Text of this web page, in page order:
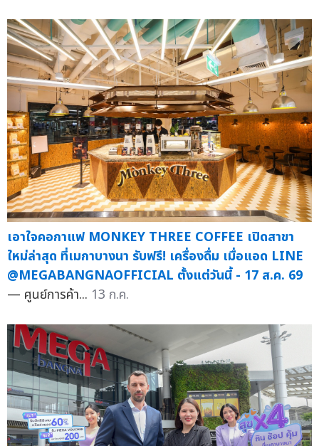
เอาใจคอกาแฟ MONKEY THREE COFFEE เปิดสาขา
ใหม่ล่าสุด ที่เมกาบางนา รับฟรี! เครื่องดื่ม เมื่อแอด LINE
@MEGABANGNAOFFICIAL ตั้งแต่วันนี้ - 17 ส.ค. 69
— ศูนย์การค้า... 13 ก.ค.